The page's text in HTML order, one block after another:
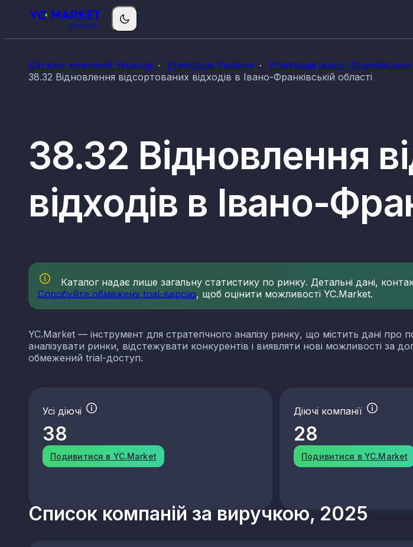
Каталог компаній України Утилізація України
Утилізація Івано-Франківської
38.32 Відновлення відсортованих відходів в Івано-Франківській області
38.32 Відновлення
відходів в Івано-
Каталог надає лише загальну статистику по ринку. Детальні дані,
Спробуйте обмежену trial-версію, щоб оцінити можливості YC.Market.
YC.Market — інструмент для стратегічного аналізу ринку, що містить дані
аналізувати ринки, відстежувати конкурентів і виявляти нові можливості за
обмежений trial-доступ.
Усі діючі
38
Подивитися в YC.Market
Діючі компанії
28
Подивитися в YC.Market
Список компаній за виручкою, 2025